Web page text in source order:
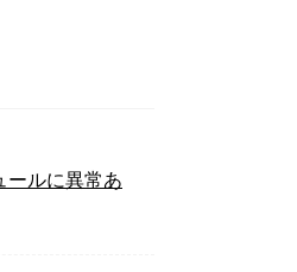
ールに異常あ